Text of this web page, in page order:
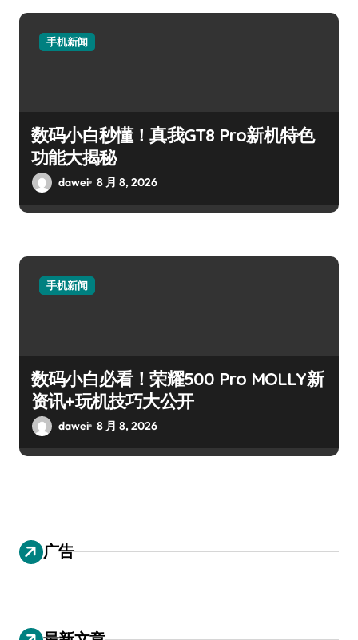
手机新闻
数码小白秒懂！真我GT8 Pro新机特色
功能大揭秘
dawei 8 月 8, 2026
手机新闻
数码小白必看！荣耀500 Pro MOLLY新
资讯+玩机技巧大公开
dawei 8 月 8, 2026
广告